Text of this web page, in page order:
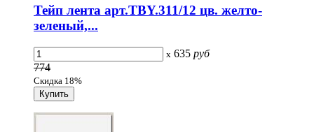
Тейп лента арт.TBY.311/12 цв. желто-
зеленый,...
x 635 руб
774
Скидка 18%